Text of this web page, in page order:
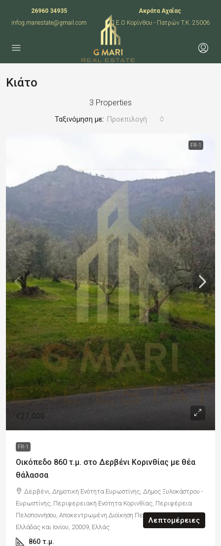
26960 34935
infog.mariestate@gmail.com
Ακράτα Αχαΐας
Π.Ε.Ο Κορίνθου - Πατρών T.K. 25006
Κιάτο
3 Properties
Ταξινόμηση με: Προεπιλογή
FR-1
€27,000
FR-1
Οικόπεδο 860 τ.μ. στο Δερβένι Κορινθίας με θέα
θάλασσα
Δερβένι, Δημοτική Ενότητα Ευρωστίνης, Δήμος Ξυλοκάστρου -
Ευρωστίνης, Περιφερειακή Ενότητα Κορινθίας, Περιφέρεια
Πελοποννήσου, Αποκεντρωμένη Διοίκηση Πελοποννήσου, Δυτικής
Ελλάδας και Ιονίου, 20009, Ελλάς
860 τ.μ.
Λεπτομέρειες